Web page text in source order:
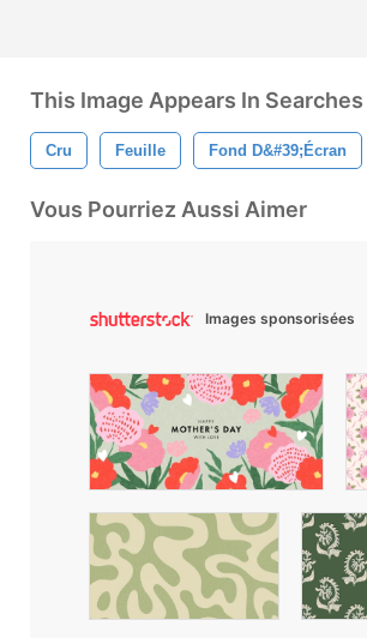
This Image Appears In Searches
Cru Feuille Fond D&#39;écran
Vous Pourriez Aussi Aimer
Images sponsorisées